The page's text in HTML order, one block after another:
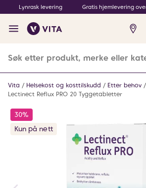
Lynrask levering Gratis hjemlevering
Vita Helsekost og kosttilskudd Etter behov
Lectinect Reflux PRO 20 Tyggetabletter
30%
Kun på nett